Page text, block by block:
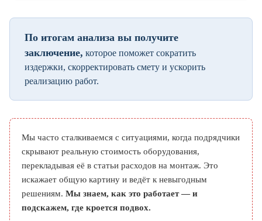
По итогам анализа вы получите
заключение, которое поможет сократить
издержки, скорректировать смету и ускорить
реализацию работ.
Мы часто сталкиваемся с ситуациями, когда подрядчики
скрывают реальную стоимость оборудования,
перекладывая её в статьи расходов на монтаж. Это
искажает общую картину и ведёт к невыгодным
решениям. Мы знаем, как это работает — и
подскажем, где кроется подвох.